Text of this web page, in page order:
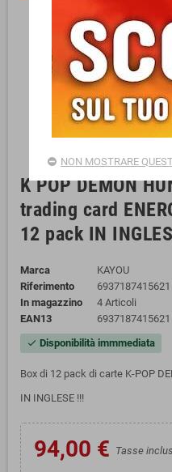
K POP DEMON
trading card
12 pack IN
Marca
KAYOU
Riferimento
6937187415621
In magazzino
4 Articoli
EAN13
6937187415621
check Disponibilità immmediata
Box di 12 pack di carte K-POP
IN INGLESE !!!
94,00 € Tasse
NON MOSTRARE